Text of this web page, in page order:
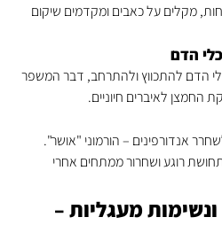
מקלים על כאבים ומקדמים שיקום
הדם להתכווץ ולהתרחב, דבר המשפר
לאיברים חיוניים.
אנדורפינים – הורמוני "אושר".
רוגע ושחרור ממתחים אחרי
מעגליות –